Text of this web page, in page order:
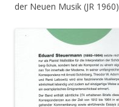
der Neuen Musik (JR 1960)